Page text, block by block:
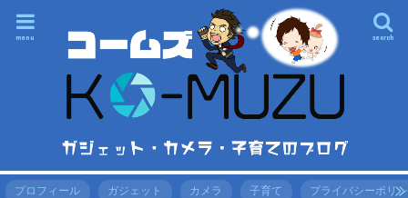
search
menu
プロフィール ガジェット カメラ 子育て プライバシーポリ